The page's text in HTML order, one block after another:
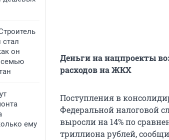
стал
он
семью
ему
Деньги на нацпроекты
расходов на ЖКХ
Поступления в
Федеральной налоговой
выросли на 14% по
триллиона рублей,